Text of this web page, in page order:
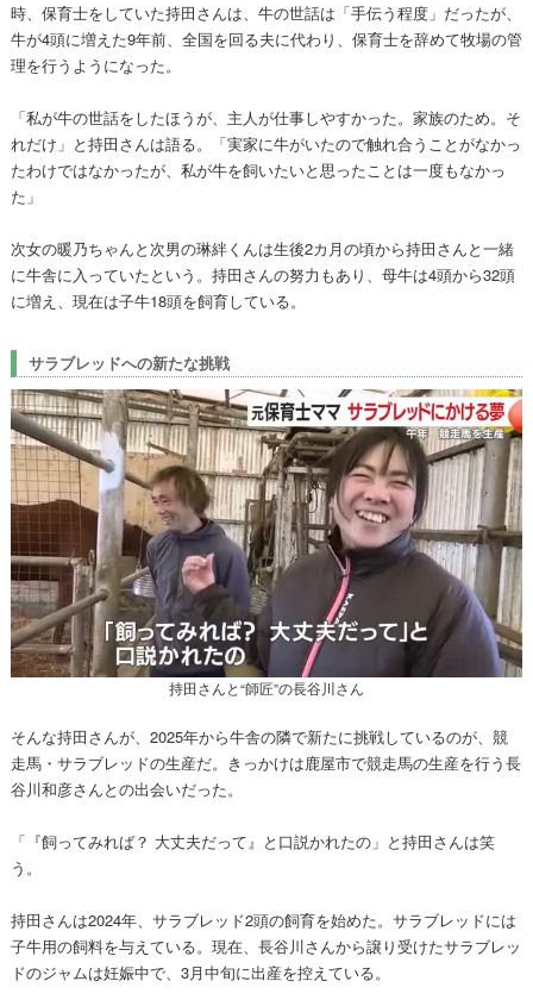
時、保育士をしていた持田さんは、牛の世話は「手伝う程度」だったが、
牛が4頭に増えた9年前、全国を回る夫に代わり、保育士を辞めて牧場の管
理を行うようになった。
「私が牛の世話をしたほうが、主人が仕事しやすかった。家族のため。そ
れだけ」と持田さんは語る。「実家に牛がいたので触れ合うことがなかっ
たわけではなかったが、私が牛を飼いたいと思ったことは一度もなかっ
た」
次女の暖乃ちゃんと次男の琳絆くんは生後2カ月の頃から持田さんと一緒
に牛舎に入っていたという。持田さんの努力もあり、母牛は4頭から32頭
に増え、現在は子牛18頭を飼育している。
サラブレッドへの新たな挑戦
持田さんと“師匠”の長谷川さん
そんな持田さんが、2025年から牛舎の隣で新たに挑戦しているのが、競
走馬・サラブレッドの生産だ。きっかけは鹿屋市で競走馬の生産を行う長
谷川和彦さんとの出会いだった。
「『飼ってみれば？ 大丈夫だって』と口説かれたの」と持田さんは笑
う。
持田さんは2024年、サラブレッド2頭の飼育を始めた。サラブレッドには
子牛用の飼料を与えている。現在、長谷川さんから譲り受けたサラブレッ
ドのジャムは妊娠中で、3月中旬に出産を控えている。